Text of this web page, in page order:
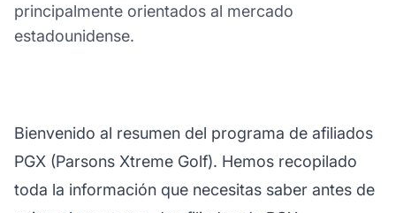
principalmente orientados al mercado
estadounidense.
Bienvenido al resumen del programa de afiliados
PGX (Parsons Xtreme Golf). Hemos recopilado
toda la información que necesitas saber antes de